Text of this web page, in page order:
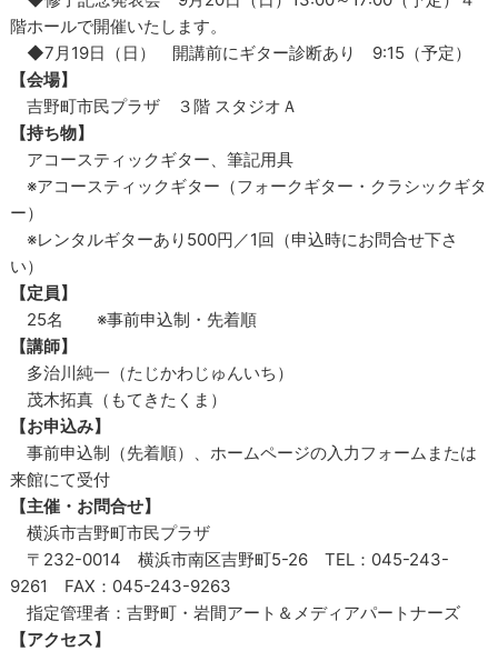
階ホールで開催いたします。
◆7月19日（日） 開講前にギター診断あり 9:15（予定）
【会場】
吉野町市民プラザ ３階 スタジオＡ
【持ち物】
アコースティックギター、筆記用具
※アコースティックギター（フォークギター・クラシックギタ
ー）
※レンタルギターあり500円／1回（申込時にお問合せ下さ
い）
【定員】
25名 ※事前申込制・先着順
【講師】
多治川純一（たじかわじゅんいち）
茂木拓真（もてきたくま）
【お申込み】
事前申込制（先着順）、ホームページの入力フォームまたは
来館にて受付
【主催・お問合せ】
横浜市吉野町市民プラザ
〒232-0014 横浜市南区吉野町5-26 TEL：045-243-
9261 FAX：045-243-9263
指定管理者：吉野町・岩間アート＆メディアパートナーズ
【アクセス】